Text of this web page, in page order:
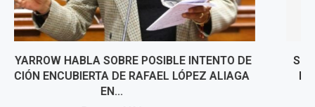
SISMO EN JUNÍN Y HUANCAVELICA: KEIKO FUJIMORI
DECLARA ESTADO DE EMERGENCIA EN DISTRITOS
AFECTADOS...